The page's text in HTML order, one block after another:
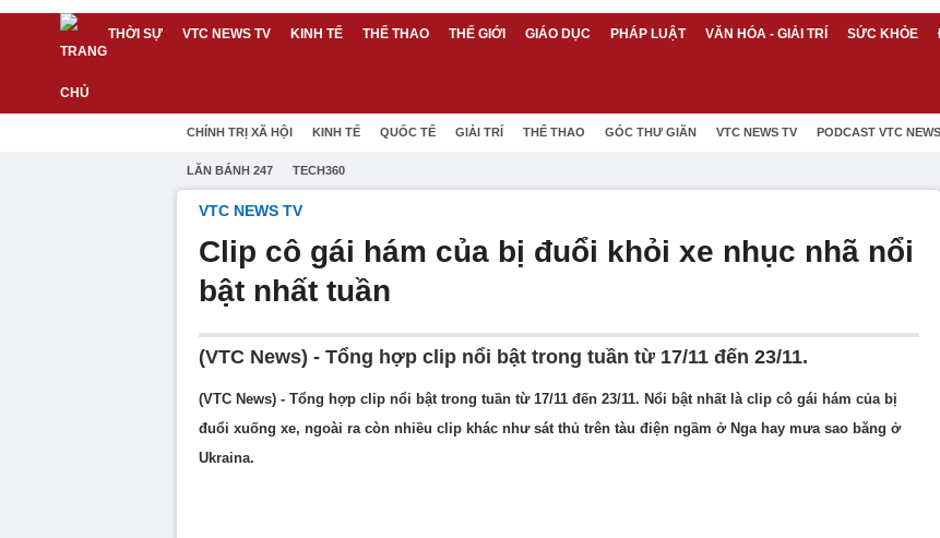
THỜI SỰ VTC NEWS TV KINH TẾ THỂ THAO THẾ GIỚI GIÁO DỤC PHÁP LUẬT VĂN HÓA - GIẢI TRÍ SỨC KHỎE
CHÍNH TRỊ XÃ HỘI KINH TẾ QUỐC TẾ GIẢI TRÍ THỂ THAO GÓC THƯ GIÃN VTC NEWS TV PODCAST VTC NEWS
LĂN BÁNH 247 TECH360
VTC NEWS TV
Clip cô gái hám của bị đuổi khỏi xe nhục nhã nổi
bật nhất tuần
(VTC News) - Tổng hợp clip nổi bật trong tuần từ 17/11 đến 23/11.
(VTC News) - Tổng hợp clip nổi bật trong tuần từ 17/11 đến 23/11. Nổi bật nhất là clip cô gái hám của bị
đuổi xuống xe, ngoài ra còn nhiều clip khác như sát thủ trên tàu điện ngầm ở Nga hay mưa sao băng ở
Ukraina.